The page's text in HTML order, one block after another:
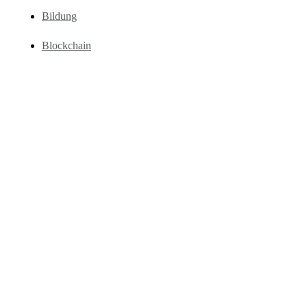
Bildung
Blockchain